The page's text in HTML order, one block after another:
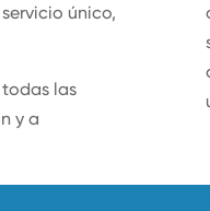
único,
las
y a